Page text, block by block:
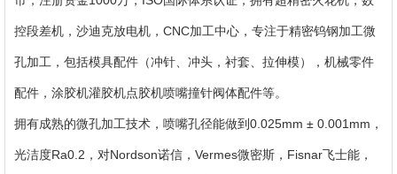
控段差机，沙迪克放电机，CNC加工中心，专注于精密钨钢加工微
孔加工，包括模具配件（冲针、冲头，衬套、拉伸模），机械零件
配件，涂胶机灌胶机点胶机喷嘴撞针阀体配件等。
拥有成熟的微孔加工技术，喷嘴孔径能做到0.025mm ± 0.001mm，
光洁度Ra0.2，对Nordson诺信，Vermes微密斯，Fisnar飞士能，